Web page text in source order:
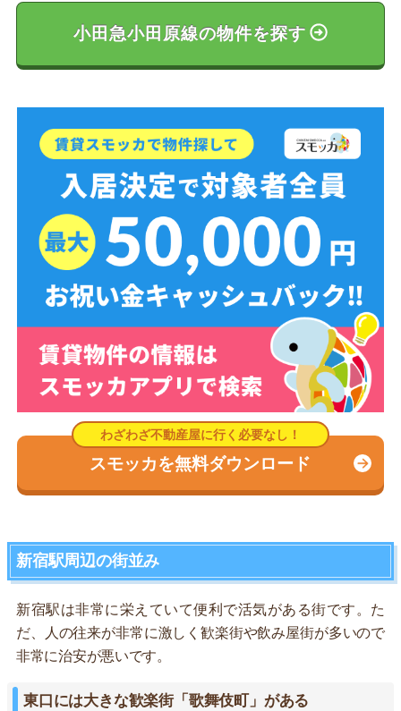
小田急小田原線の物件を探す
スモッカを無料ダウンロード
新宿駅周辺の街並み
新宿駅は非常に栄えていて便利で活気がある街です。た
だ、人の往来が非常に激しく歓楽街や飲み屋街が多いので
非常に治安が悪いです。
東口には大きな歓楽街「歌舞伎町」がある